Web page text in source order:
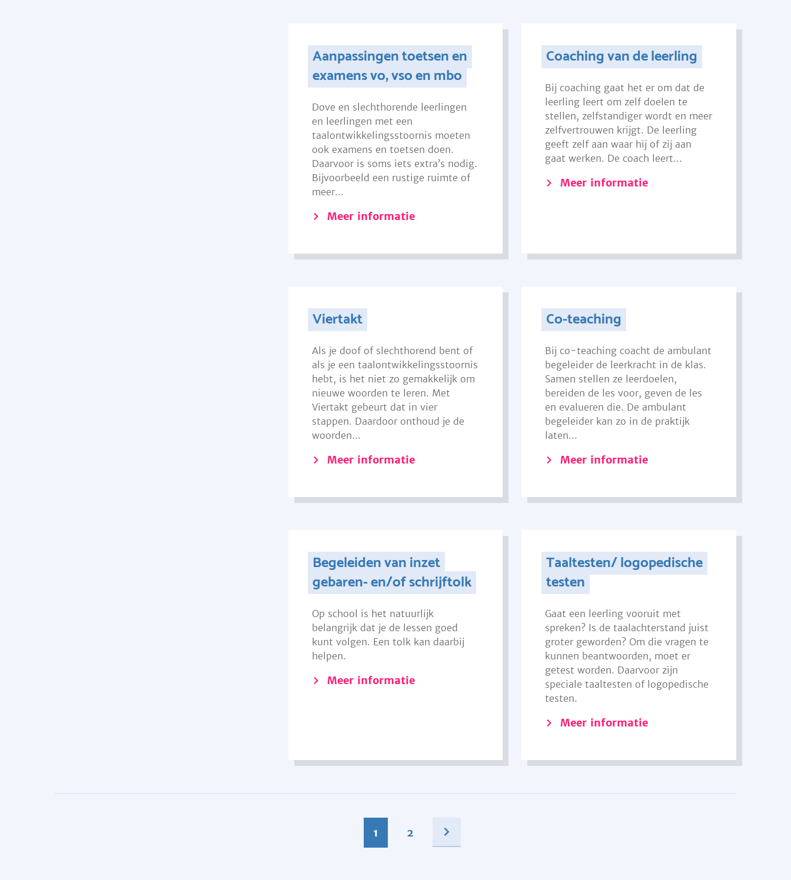
Aanpassingen toetsen en
examens vo, vso en mbo
Dove en slechthorende leerlingen
en leerlingen met een
taalontwikkelingsstoornis moeten
ook examens en toetsen doen.
Daarvoor is soms iets extra’s nodig.
Bijvoorbeeld een rustige ruimte of
meer...
Meer informatie
Coaching van de leerling
Bij coaching gaat het er om dat de
leerling leert om zelf doelen te
stellen, zelfstandiger wordt en meer
zelfvertrouwen krijgt. De leerling
geeft zelf aan waar hij of zij aan
gaat werken. De coach leert...
Meer informatie
Viertakt
Als je doof of slechthorend bent of
als je een taalontwikkelingsstoornis
hebt, is het niet zo gemakkelijk om
nieuwe woorden te leren. Met
Viertakt gebeurt dat in vier
stappen. Daardoor onthoud je de
woorden...
Meer informatie
Co-teaching
Bij co-teaching coacht de ambulant
begeleider de leerkracht in de klas.
Samen stellen ze leerdoelen,
bereiden de les voor, geven de les
en evalueren die. De ambulant
begeleider kan zo in de praktijk
laten...
Meer informatie
Begeleiden van inzet
gebaren- en/of schrijftolk
Op school is het natuurlijk
belangrijk dat je de lessen goed
kunt volgen. Een tolk kan daarbij
helpen.
Meer informatie
Taaltesten/ logopedische
testen
Gaat een leerling vooruit met
spreken? Is de taalachterstand juist
groter geworden? Om die vragen te
kunnen beantwoorden, moet er
getest worden. Daarvoor zijn
speciale taaltesten of logopedische
testen.
Meer informatie
1 2